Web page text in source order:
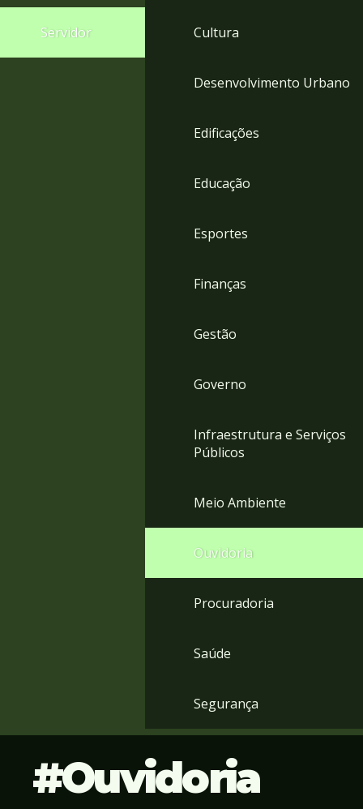
Servidor Cultura
Desenvolvimento Urbano
Edificações
Educação
Esportes
Finanças
Gestão
Governo
Infraestrutura e Serviços
Públicos
Meio Ambiente
Ouvidoria
Procuradoria
Saúde
Segurança
Ouvidoria